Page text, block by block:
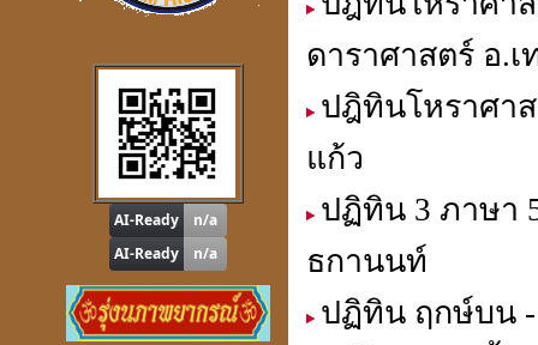
โปรแกรมดวงจีน
"รู้หนึ่ง-รู้หมด"
ดูดวง,หาฤกษ์ด้วยตนเอง
ดาราศาสตร์ อ.
ปฎิทินโหราศา
แก้ว
ปฏิทิน 3 ภาษา
ธกานนท์
ปฏิทิน ฤกษ์บน